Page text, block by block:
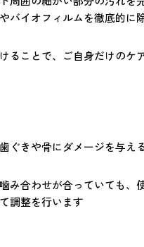
イオフィルムを徹底的に
ることで、ご自身だけのケ
ぐきや骨にダメージを与え
み合わせが合っていても
調整を行います